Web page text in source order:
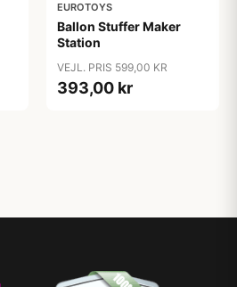
EUROTOYS
Ballon Stuffer Maker
Station
VEJL. PRIS 599,00 KR
393,00 kr